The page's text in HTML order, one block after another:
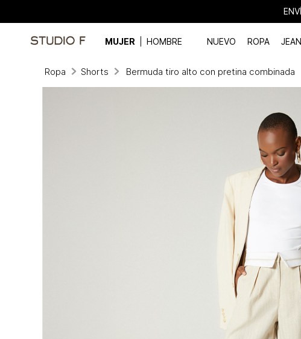
MUJER HOMBRE NUEVO ROPA
Ropa Shorts Bermuda tiro alto con pretina combinada